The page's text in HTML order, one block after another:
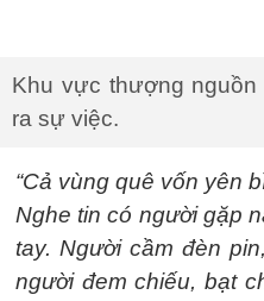
Khu vực thượng
ra sự việc.
“Cả vùng quê vốn yên
Nghe tin có người gặp
tay. Người cầm đèn
người đem chiếu, bạt